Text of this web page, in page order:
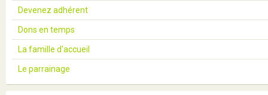
Devenez adhérent
Dons en temps
La famille d'accueil
Le parrainage